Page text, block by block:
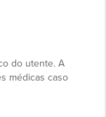
do utente. A
médicas caso